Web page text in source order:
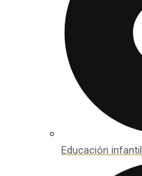
Educación infantil